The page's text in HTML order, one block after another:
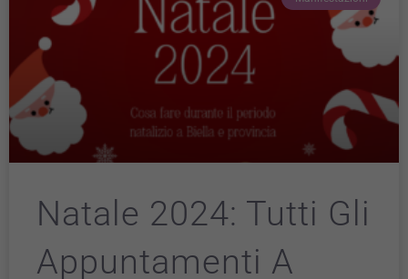
Natale 2024: Tutti Gli
Appuntamenti A